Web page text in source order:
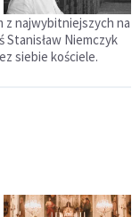
z najwybitniejszych na
Niemczyk
siebie kościele.